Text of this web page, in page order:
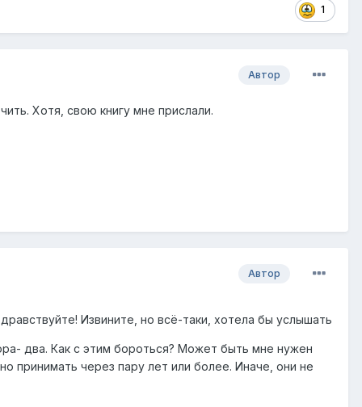
1
Автор
Хотя, свою книгу мне прислали.
Автор
Извините, но всё-таки, хотела бы услышать
два. Как с этим бороться? Может быть мне нужен
принимать через пару лет или более. Иначе, они не